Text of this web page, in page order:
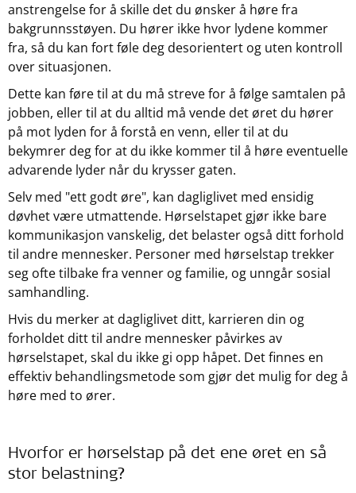
anstrengelse for å skille det du ønsker å høre fra
bakgrunnsstøyen. Du hører ikke hvor lydene kommer
fra, så du kan fort føle deg desorientert og uten kontroll
over situasjonen.
Dette kan føre til at du må streve for å følge samtalen på
jobben, eller til at du alltid må vende det øret du hører
på mot lyden for å forstå en venn, eller til at du
bekymrer deg for at du ikke kommer til å høre eventuelle
advarende lyder når du krysser gaten.
Selv med "ett godt øre", kan dagliglivet med ensidig
døvhet være utmattende. Hørselstapet gjør ikke bare
kommunikasjon vanskelig, det belaster også ditt forhold
til andre mennesker. Personer med hørselstap trekker
seg ofte tilbake fra venner og familie, og unngår sosial
samhandling.
Hvis du merker at dagliglivet ditt, karrieren din og
forholdet ditt til andre mennesker påvirkes av
hørselstapet, skal du ikke gi opp håpet. Det finnes en
effektiv behandlingsmetode som gjør det mulig for deg å
høre med to ører.
Hvorfor er hørselstap på det ene øret en så
stor belastning?